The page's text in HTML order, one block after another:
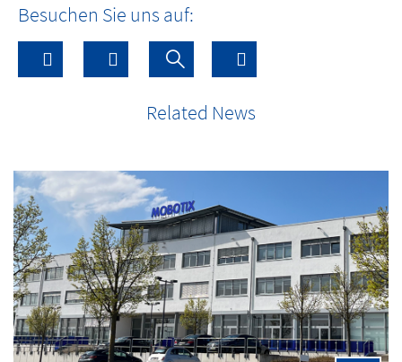
Besuchen Sie uns auf:
Related News